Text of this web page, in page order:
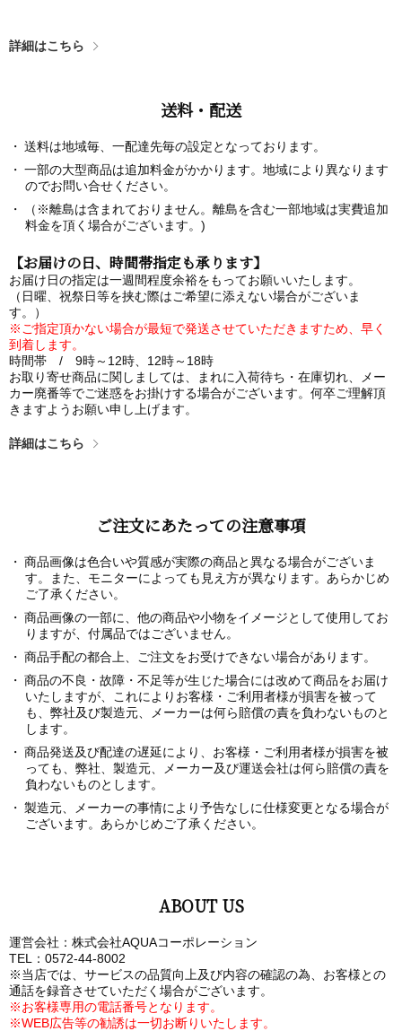
詳細はこちら
送料・配送
送料は地域毎、一配達先毎の設定となっております。
一部の大型商品は追加料金がかかります。地域により異なります
のでお問い合せください。
（※離島は含まれておりません。離島を含む一部地域は実費追加
料金を頂く場合がございます。)
【お届けの日、時間帯指定も承ります】
お届け日の指定は一週間程度余裕をもってお願いいたします。
（日曜、祝祭日等を挟む際はご希望に添えない場合がございま
す。）
※ご指定頂かない場合が最短で発送させていただきますため、早く
到着します。
時間帯 / 9時～12時、12時～18時
お取り寄せ商品に関しましては、まれに入荷待ち・在庫切れ、メー
カー廃番等でご迷惑をお掛けする場合がございます。何卒ご理解頂
きますようお願い申し上げます。
詳細はこちら
ご注文にあたっての注意事項
商品画像は色合いや質感が実際の商品と異なる場合がございま
す。また、モニターによっても見え方が異なります。あらかじめ
ご了承ください。
商品画像の一部に、他の商品や小物をイメージとして使用してお
りますが、付属品ではございません。
商品手配の都合上、ご注文をお受けできない場合があります。
商品の不良・故障・不足等が生じた場合には改めて商品をお届け
いたしますが、これによりお客様・ご利用者様が損害を被って
も、弊社及び製造元、メーカーは何ら賠償の責を負わないものと
します。
商品発送及び配達の遅延により、お客様・ご利用者様が損害を被
っても、弊社、製造元、メーカー及び運送会社は何ら賠償の責を
負わないものとします。
製造元、メーカーの事情により予告なしに仕様変更となる場合が
ございます。あらかじめご了承ください。
ABOUT US
運営会社：株式会社AQUAコーポレーション
TEL：0572-44-8002
※当店では、サービスの品質向上及び内容の確認の為、お客様との
通話を録音させていただく場合がございます。
※お客様専用の電話番号となります。
※WEB広告等の勧誘は一切お断りいたします。